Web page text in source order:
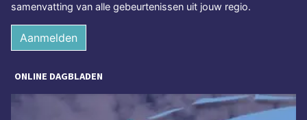
samenvatting van alle gebeurtenissen uit jouw regio.
Aanmelden
ONLINE DAGBLADEN